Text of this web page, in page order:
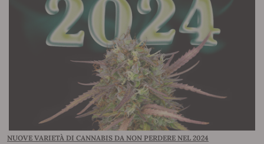
NUOVE VARIETÀ DI CANNABIS DA NON PERDERE NEL 2024